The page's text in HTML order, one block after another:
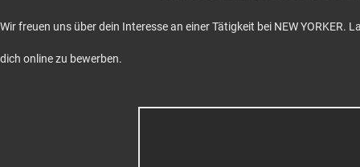
Wir freuen uns über dein Interesse an einer Tätigkeit bei NEW
dich online zu bewerben.